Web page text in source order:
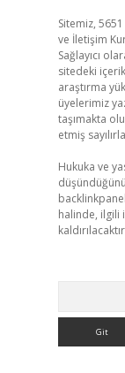
Sitemiz,
ve İletişim
Sağlayıcı
sitedeki
araştırma
üyelerimiz
taşımakta
etmiş
Hukuka ve
halinde, ilgili